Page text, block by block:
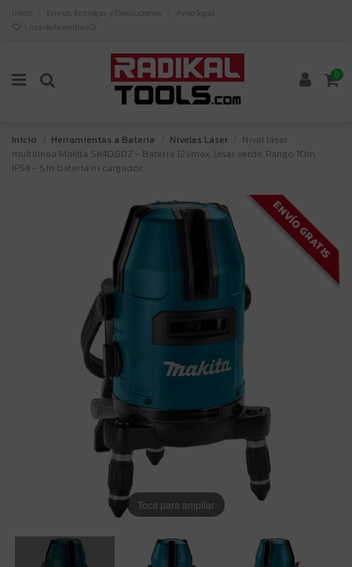
Inicio Envíos, Entregas y Devoluciones
Aviso legal
Lista de favoritos ( 0)
0
Inicio Herramientas a Bateria Niveles Láser
Nivel láser
multilínea Makita SK40GDZ - Batería 12Vmax, láser verde, Rango 10m,
IP54 - Sin batería ni cargador
ENVÍO GRATIS
Toca para ampliar